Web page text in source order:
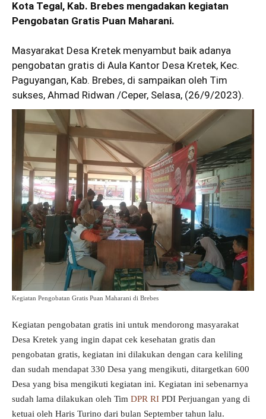
Kota Tegal, Kab. Brebes mengadakan kegiatan
Pengobatan Gratis Puan Maharani.
Masyarakat Desa Kretek menyambut baik adanya
pengobatan gratis di Aula Kantor Desa Kretek, Kec.
Paguyangan, Kab. Brebes, di sampaikan oleh Tim
sukses, Ahmad Ridwan /Ceper, Selasa, (26/9/2023).
Kegiatan Pengobatan Gratis Puan Maharani di Brebes
Kegiatan pengobatan gratis ini untuk mendorong masyarakat
Desa Kretek yang ingin dapat cek kesehatan gratis dan
pengobatan gratis, kegiatan ini dilakukan dengan cara keliling
dan sudah mendapat 330 Desa yang mengikuti, ditargetkan 600
Desa yang bisa mengikuti kegiatan ini. Kegiatan ini sebenarnya
sudah lama dilakukan oleh Tim DPR RI PDI Perjuangan yang di
ketuai oleh Haris Turino dari bulan September tahun lalu.